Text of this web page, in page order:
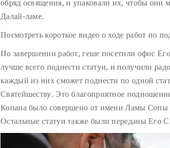
обряд освящения, и упаковали их, чтобы они
Далай-ламе.
Посмотреть короткое видео о ходе работ по
По завершении работ, геше посетили офис
лучше всего поднести статуи, и получили
каждый из них сможет поднести по одной
Святейшеству. Это благоприятное
Копана было совершено от имени Ламы Сопы
Остальные статуи также были переданы Его